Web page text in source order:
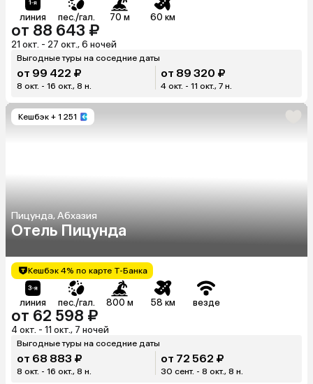
линия пес./гал. 70 м 60 км
от 88 643 ₽
21 окт. - 27 окт., 6 ночей
Выгодные туры на соседние даты
от 99 422 ₽
8 окт. - 16 окт., 8 н.
от 89 320 ₽
4 окт. - 11 окт., 7 н.
Кешбэк + 1 251
Пицунда, Абхазия
Отель Пицунда
Кешбэк 4% по карте Т-Банка
линия пес./гал. 800 м 58 км везде
от 62 598 ₽
4 окт. - 11 окт., 7 ночей
Выгодные туры на соседние даты
от 68 883 ₽
8 окт. - 16 окт., 8 н.
от 72 562 ₽
30 сент. - 8 окт., 8 н.